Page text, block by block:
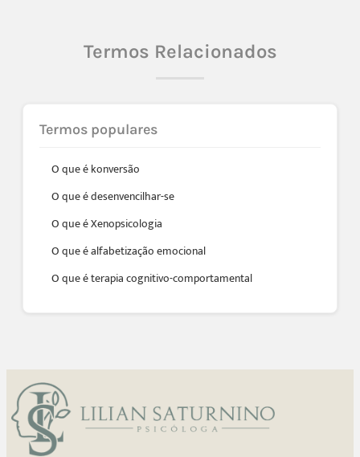
Termos Relacionados
Termos populares
O que é konversão
O que é desenvencilhar-se
O que é Xenopsicologia
O que é alfabetização emocional
O que é terapia cognitivo-comportamental